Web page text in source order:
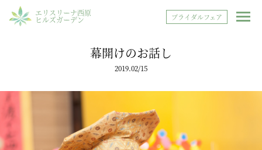
エリスリーナ西原
ヒルズガーデン ブライダルフェア
幕開けのお話し
2019.02/15